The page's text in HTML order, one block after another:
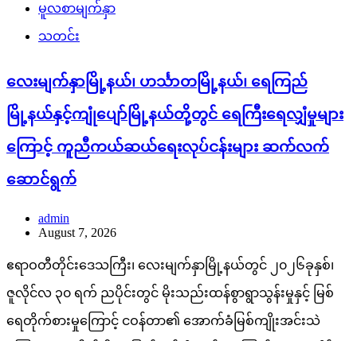
မူလစာမျက်နှာ
သတင်း
လေးမျက်နှာမြို့နယ်၊ ဟင်္သာတမြို့နယ်၊ ရေကြည်
မြို့နယ်နှင့်ကျုံပျော်မြို့နယ်တို့တွင် ရေကြီးရေလျှံမှုများ
ကြောင့် ကူညီကယ်ဆယ်ရေးလုပ်ငန်းများ ဆက်လက်
ဆောင်ရွက်
admin
August 7, 2026
ဧရာဝတီတိုင်းဒေသကြီး၊ လေးမျက်နှာမြို့နယ်တွင် ၂၀၂၆ခုနှစ်၊
ဇူလိုင်လ ၃၀ ရက် ညပိုင်းတွင် မိုးသည်းထန်စွာရွာသွန်းမှုနှင့် မြစ်
ရေတိုက်စားမှုကြောင့် ငဝန်တာ၏ အောက်ခံမြစ်ကျိုးအင်းသဲ